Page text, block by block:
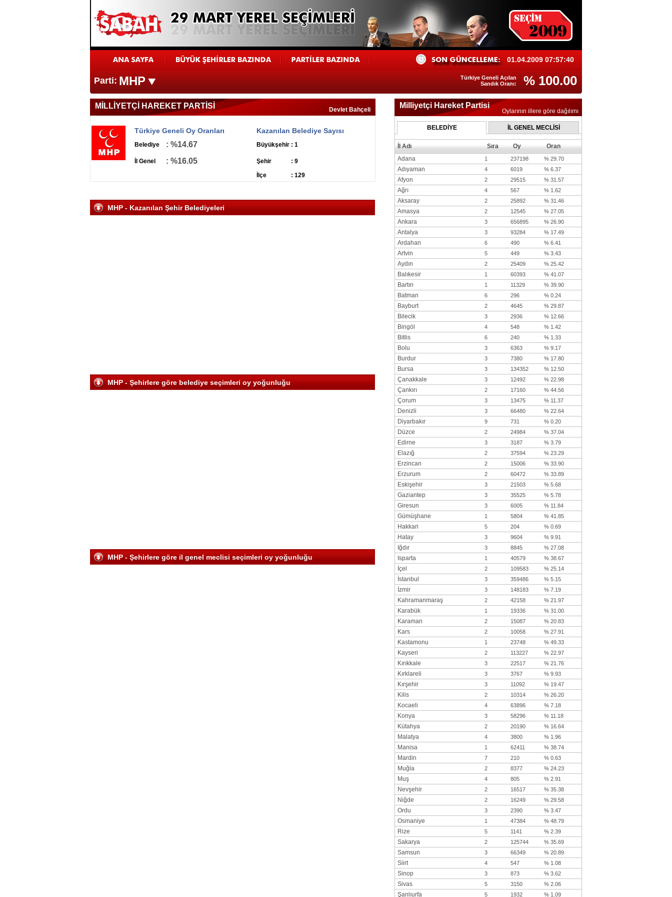
01.04.2009 07:57:40
Parti: MHP
Türkiye Geneli Açılan
Sandık Oranı:
% 100.00
MİLLİYETÇİ HAREKET PARTİSİ Devlet Bahçeli
Türkiye Geneli Oy Oranları Kazanılan Belediye Sayısı
Belediye : %14.67 Büyükşehir : 1
İl Genel : %16.05 Şehir
: 9
İlçe
: 129
MHP - Kazanılan Şehir Belediyeleri
MHP - Şehirlere göre belediye seçimleri oy yoğunluğu
MHP - Şehirlere göre il genel meclisi seçimleri oy yoğunluğu
Milliyetçi Hareket Partisi
Oylarının illere göre dağılımı
BELEDİYE İL GENEL MECLİSİ
İl Adı Sıra Oy
Oran
Adana
1 237198 % 29.70
Adıyaman 4 6019 % 6.37
Afyon 2 29515 % 31.57
Ağrı 4 567 % 1.62
Aksaray 2 25892 % 31.46
Amasya 2 12545 % 27.05
Ankara 3 656895 % 26.90
Antalya 3 93284 % 17.49
Ardahan 6 490 % 6.41
Artvin 5 449 % 3.43
Aydın 2 25409 % 25.42
Balıkesir 1 60393 % 41.07
Bartın 1 11329 % 39.90
Batman 6 296 % 0.24
Bayburt 2 4645 % 29.87
Bilecik 3 2936 % 12.66
Bingöl 4 548 % 1.42
Bitlis 6 240 % 1.33
Bolu 3 6363 % 9.17
Burdur 3 7380 % 17.80
Bursa 3 134352 % 12.50
Çanakkale 3 12492 % 22.98
Çankırı 2 17160 % 44.56
Çorum 3 13475 % 11.37
Denizli 3 66480 % 22.64
Diyarbakır 9 731 % 0.20
Düzce 2 24984 % 37.04
Edirne 3 3187 % 3.79
Elazığ 2 37594 % 23.29
Erzincan 2 15006 % 33.90
Erzurum 2 60472 % 33.89
Eskişehir 3 21503 % 5.68
Gaziantep 3 35525 % 5.78
Giresun 3 6005 % 11.84
Gümüşhane 1 5804 % 41.85
Hakkari 5 204 % 0.69
Hatay 3 9604 % 9.91
Iğdır 3 8845 % 27.08
Isparta 1 40579 % 38.67
İçel 2 109583 % 25.14
İstanbul 3 359486 % 5.15
İzmir 3 148183 % 7.19
Kahramanmaraş 2 42158 % 21.97
Karabük 1 19336 % 31.00
Karaman 2 15087 % 20.83
Kars 2 10058 % 27.91
Kastamonu 1 23748 % 49.33
Kayseri 2 113227 % 22.97
Kırıkkale 3 22517 % 21.76
Kırklareli 3 3767 % 9.93
Kırşehir 3 11092 % 19.47
Kilis 2 10314 % 26.20
Kocaeli 4 63896 % 7.18
Konya 3 58296 % 11.18
Kütahya 2 20190 % 16.64
Malatya 4 3800 % 1.96
Manisa 1 62411 % 38.74
Mardin 7 210 % 0.63
Muğla 2 8377 % 24.23
Muş 4 805 % 2.91
Nevşehir 2 16517 % 35.38
Niğde 2 16249 % 29.58
Ordu 3 2390 % 3.47
Osmaniye 1 47384 % 48.79
Rize 5 1141 % 2.39
Sakarya 2 125744 % 35.69
Samsun 3 66349 % 20.89
Siirt 4 547 % 1.08
Sinop 3 873 % 3.62
Sivas 5 3150 % 2.06
Şanlıurfa 5 1932 % 1.09